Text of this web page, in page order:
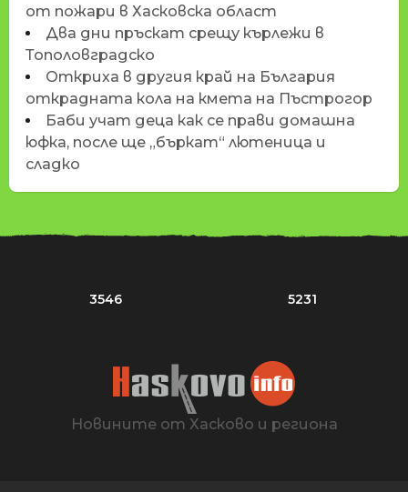
от пожари в Хасковска област
Два дни пръскат срещу кърлежи в
Тополовградско
Откриха в другия край на България
открадната кола на кмета на Пъстрогор
Баби учат деца как се прави домашна
юфка, после ще „бъркат“ лютеница и
сладко
3546 5231
Новините от Хасково и региона